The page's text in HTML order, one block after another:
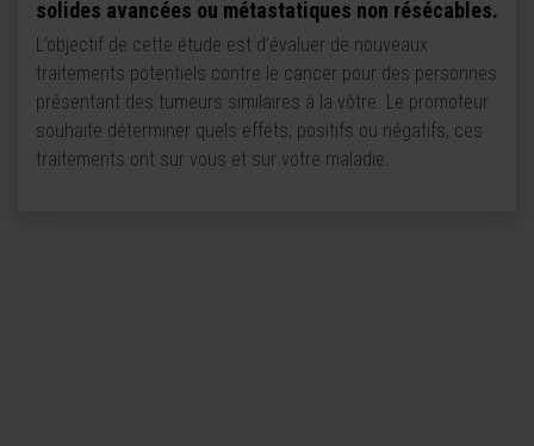
solides avancées ou métastatiques non résécables.
L’objectif de cette étude est d’évaluer de nouveaux
traitements potentiels contre le cancer pour des personnes
présentant des tumeurs similaires à la vôtre. Le promoteur
souhaite déterminer quels effets, positifs ou négatifs, ces
traitements ont sur vous et sur votre maladie.